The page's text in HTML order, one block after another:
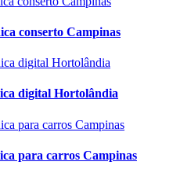
conserto Campinas
digital Hortolândia
para carros Campinas